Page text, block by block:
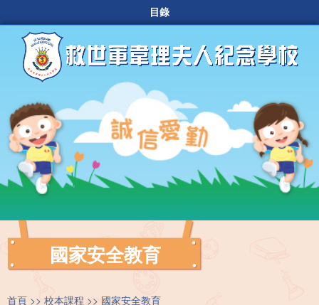
目錄
國家安全教育
首頁 校本課程 國家安全教育